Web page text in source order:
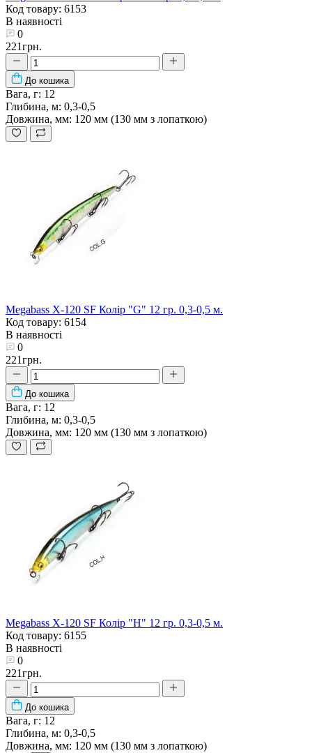
Код товару: 6153
В наявності
0
221грн.
До кошика
Вага, г: 12
Глибина, м: 0,3-0,5
Довжина, мм: 120 мм (130 мм з лопаткою)
Megabass X-120 SF Колір "G" 12 гр. 0,3-0,5 м.
Код товару: 6154
В наявності
0
221грн.
До кошика
Вага, г: 12
Глибина, м: 0,3-0,5
Довжина, мм: 120 мм (130 мм з лопаткою)
Megabass X-120 SF Колір "H" 12 гр. 0,3-0,5 м.
Код товару: 6155
В наявності
0
221грн.
До кошика
Вага, г: 12
Глибина, м: 0,3-0,5
Довжина, мм: 120 мм (130 мм з лопаткою)